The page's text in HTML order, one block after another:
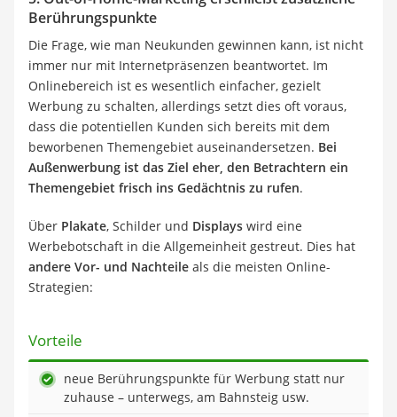
Berührungspunkte
Die Frage, wie man Neukunden gewinnen kann, ist nicht
immer nur mit Internetpräsenzen beantwortet. Im
Onlinebereich ist es wesentlich einfacher, gezielt
Werbung zu schalten, allerdings setzt dies oft voraus,
dass die potentiellen Kunden sich bereits mit dem
beworbenen Themengebiet auseinandersetzen. Bei
Außenwerbung ist das Ziel eher, den Betrachtern ein
Themengebiet frisch ins Gedächtnis zu rufen.
Über Plakate, Schilder und Displays wird eine
Werbebotschaft in die Allgemeinheit gestreut. Dies hat
andere Vor- und Nachteile als die meisten Online-
Strategien:
Vorteile
neue Berührungspunkte für Werbung statt nur
zuhause – unterwegs, am Bahnsteig usw.